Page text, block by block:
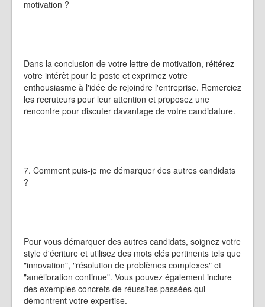
motivation ?
Dans la conclusion de votre lettre de motivation, réitérez
votre intérêt pour le poste et exprimez votre
enthousiasme à l'idée de rejoindre l'entreprise. Remerciez
les recruteurs pour leur attention et proposez une
rencontre pour discuter davantage de votre candidature.
7. Comment puis-je me démarquer des autres candidats
?
Pour vous démarquer des autres candidats, soignez votre
style d'écriture et utilisez des mots clés pertinents tels que
"innovation", "résolution de problèmes complexes" et
"amélioration continue". Vous pouvez également inclure
des exemples concrets de réussites passées qui
démontrent votre expertise.